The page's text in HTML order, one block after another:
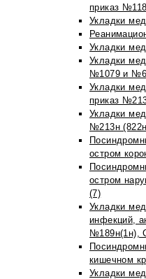
приказ
Укладки
Укладки
Укладки
№1079 и
Укладки
приказ
Укладки
№213н
остром
остром
(7)
Укладки
инфекций,
№189н(1н),
кишечном
Укладки